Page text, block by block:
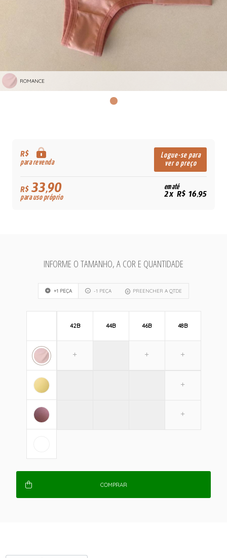
ROMANCE
R$
para revenda
Logue-se para
ver o preço
R$33,90
para uso próprio
em até
2x R$ 16,95
INFORME O TAMANHO, A COR E QUANTIDADE
+1 PEÇA -1 PEÇA PREENCHER A QTDE
42B 44B 46B 48B
COMPRAR